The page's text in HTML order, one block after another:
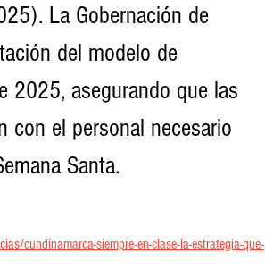
La Gobernación de
del modelo de
2025, asegurando que las
con el personal necesario
Santa.
cundinamarca-siempre-en-clase-la-estrategia-que-